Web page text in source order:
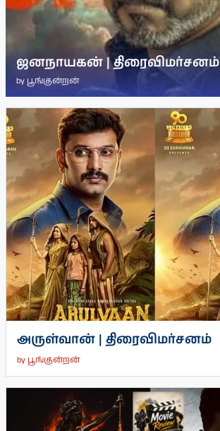
ஜனநாயகன் | திரைவிமர்சனம்
by பூங்குன்றன்
அருள்வான் | திரைவிமர்சனம்
by பூங்குன்றன்